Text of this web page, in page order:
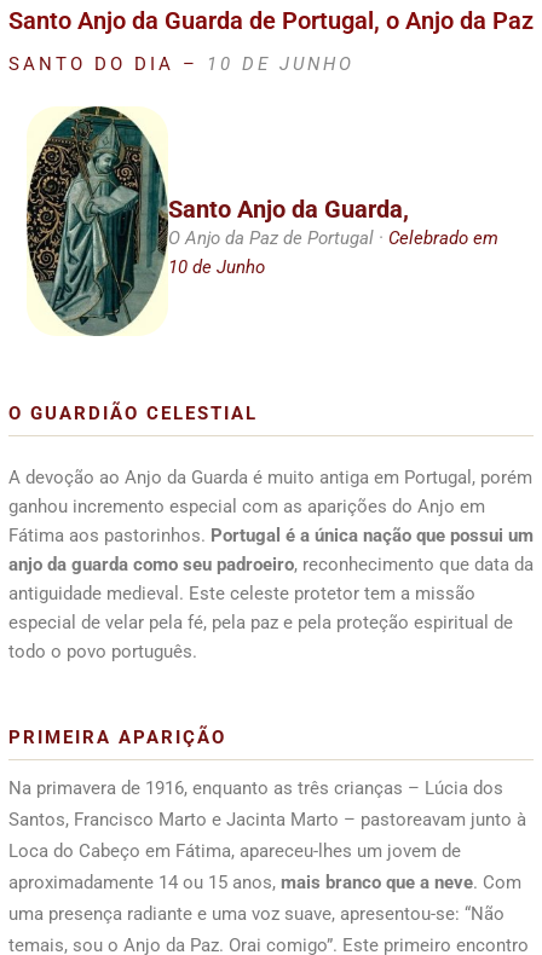
Santo Anjo da Guarda de Portugal, o Anjo da Paz
SANTO DO DIA – 10 DE JUNHO
Santo Anjo da Guarda,
O Anjo da Paz de Portugal · Celebrado em
10 de Junho
O GUARDIÃO CELESTIAL
A devoção ao Anjo da Guarda é muito antiga em Portugal, porém
ganhou incremento especial com as aparições do Anjo em
Fátima aos pastorinhos. Portugal é a única nação que possui um
anjo da guarda como seu padroeiro, reconhecimento que data da
antiguidade medieval. Este celeste protetor tem a missão
especial de velar pela fé, pela paz e pela proteção espiritual de
todo o povo português.
PRIMEIRA APARIÇÃO
Na primavera de 1916, enquanto as três crianças – Lúcia dos
Santos, Francisco Marto e Jacinta Marto – pastoreavam junto à
Loca do Cabeço em Fátima, apareceu-lhes um jovem de
aproximadamente 14 ou 15 anos, mais branco que a neve. Com
uma presença radiante e uma voz suave, apresentou-se: “Não
temais, sou o Anjo da Paz. Orai comigo”. Este primeiro encontro